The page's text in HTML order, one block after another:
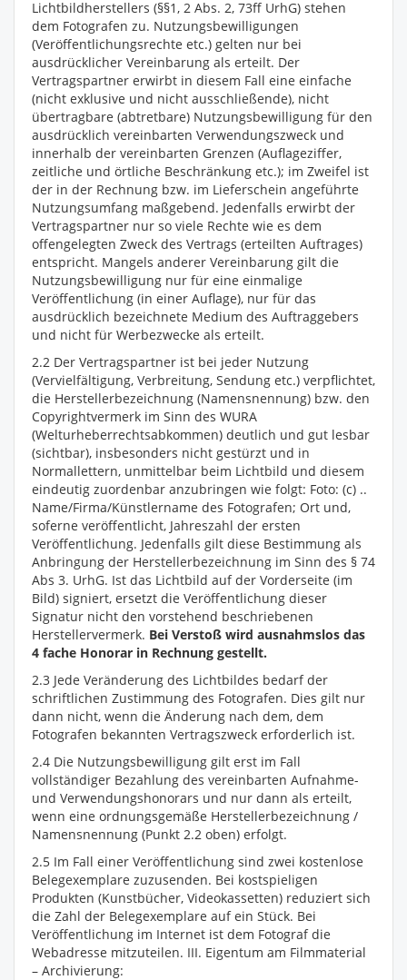
Lichtbildherstellers (§§1, 2 Abs. 2, 73ff UrhG) stehen
dem Fotografen zu. Nutzungsbewilligungen
(Veröffentlichungsrechte etc.) gelten nur bei
ausdrücklicher Vereinbarung als erteilt. Der
Vertragspartner erwirbt in diesem Fall eine einfache
(nicht exklusive und nicht ausschließende), nicht
übertragbare (abtretbare) Nutzungsbewilligung für den
ausdrücklich vereinbarten Verwendungszweck und
innerhalb der vereinbarten Grenzen (Auflageziffer,
zeitliche und örtliche Beschränkung etc.); im Zweifel ist
der in der Rechnung bzw. im Lieferschein angeführte
Nutzungsumfang maßgebend. Jedenfalls erwirbt der
Vertragspartner nur so viele Rechte wie es dem
offengelegten Zweck des Vertrags (erteilten Auftrages)
entspricht. Mangels anderer Vereinbarung gilt die
Nutzungsbewilligung nur für eine einmalige
Veröffentlichung (in einer Auflage), nur für das
ausdrücklich bezeichnete Medium des Auftraggebers
und nicht für Werbezwecke als erteilt.
2.2 Der Vertragspartner ist bei jeder Nutzung
(Vervielfältigung, Verbreitung, Sendung etc.) verpflichtet,
die Herstellerbezeichnung (Namensnennung) bzw. den
Copyrightvermerk im Sinn des WURA
(Welturheberrechtsabkommen) deutlich und gut lesbar
(sichtbar), insbesonders nicht gestürzt und in
Normallettern, unmittelbar beim Lichtbild und diesem
eindeutig zuordenbar anzubringen wie folgt: Foto: (c) ..
Name/Firma/Künstlername des Fotografen; Ort und,
soferne veröffentlicht, Jahreszahl der ersten
Veröffentlichung. Jedenfalls gilt diese Bestimmung als
Anbringung der Herstellerbezeichnung im Sinn des § 74
Abs 3. UrhG. Ist das Lichtbild auf der Vorderseite (im
Bild) signiert, ersetzt die Veröffentlichung dieser
Signatur nicht den vorstehend beschriebenen
Herstellervermerk. Bei Verstoß wird ausnahmslos das
4 fache Honorar in Rechnung gestellt.
2.3 Jede Veränderung des Lichtbildes bedarf der
schriftlichen Zustimmung des Fotografen. Dies gilt nur
dann nicht, wenn die Änderung nach dem, dem
Fotografen bekannten Vertragszweck erforderlich ist.
2.4 Die Nutzungsbewilligung gilt erst im Fall
vollständiger Bezahlung des vereinbarten Aufnahme-
und Verwendungshonorars und nur dann als erteilt,
wenn eine ordnungsgemäße Herstellerbezeichnung /
Namensnennung (Punkt 2.2 oben) erfolgt.
2.5 Im Fall einer Veröffentlichung sind zwei kostenlose
Belegexemplare zuzusenden. Bei kostspieligen
Produkten (Kunstbücher, Videokassetten) reduziert sich
die Zahl der Belegexemplare auf ein Stück. Bei
Veröffentlichung im Internet ist dem Fotograf die
Webadresse mitzuteilen. III. Eigentum am Filmmaterial
– Archivierung: